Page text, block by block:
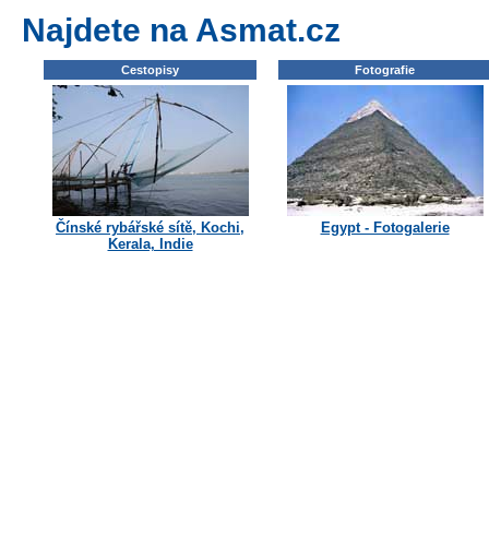
Najdete na Asmat.cz
Cestopisy
Čínské rybářské sítě, Kochi,
Kerala, Indie
Fotografie
Egypt - Fotogalerie